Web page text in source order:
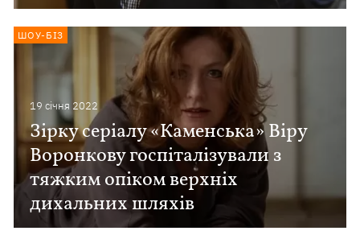
19 сiчня 2022
Зірку серіалу «Каменська» Віру
Воронкову госпіталізували з
тяжким опіком верхніх
дихальних шляхів
ШОУ-БІЗ